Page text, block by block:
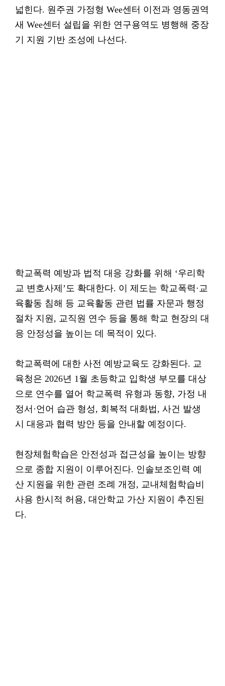
넓힌다. 원주권 가정형 Wee센터 이전과 영동권역
새 Wee센터 설립을 위한 연구용역도 병행해 중장
기 지원 기반 조성에 나선다.
학교폭력 예방과 법적 대응 강화를 위해 ‘우리학
교 변호사제’도 확대한다. 이 제도는 학교폭력·교
육활동 침해 등 교육활동 관련 법률 자문과 행정
절차 지원, 교직원 연수 등을 통해 학교 현장의 대
응 안정성을 높이는 데 목적이 있다.
학교폭력에 대한 사전 예방교육도 강화된다. 교
육청은 2026년 1월 초등학교 입학생 부모를 대상
으로 연수를 열어 학교폭력 유형과 동향, 가정 내
정서·언어 습관 형성, 회복적 대화법, 사건 발생
시 대응과 협력 방안 등을 안내할 예정이다.
현장체험학습은 안전성과 접근성을 높이는 방향
으로 종합 지원이 이루어진다. 인솔보조인력 예
산 지원을 위한 관련 조례 개정, 교내체험학습비
사용 한시적 허용, 대안학교 가산 지원이 추진된
다.